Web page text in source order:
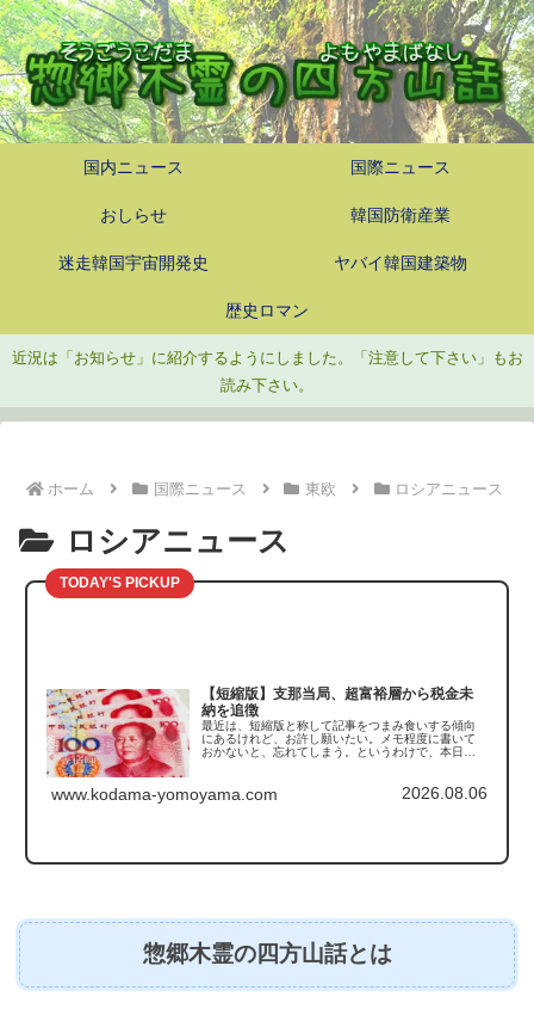
国内ニュース 国際ニュース
おしらせ 韓国防衛産業
迷走韓国宇宙開発史 ヤバイ韓国建築物
歴史ロマン
近況は「お知らせ」に紹介するようにしました。「注意して下さい」もお
読み下さい。
ホーム 国際ニュース 東欧 ロシアニュース
ロシアニュース
TODAY'S PICKUP
【短縮版】支那当局、超富裕層から税金未
納を追徴
最近は、短縮版と称して記事をつまみ食いする傾向
にあるけれど、お許し願いたい。メモ程度に書いて
おかないと、忘れてしまう。というわけで、本日触
「豚は太らせ...
www.kodama-yomoyama.com 2026.08.06
惣郷木霊の四方山話とは